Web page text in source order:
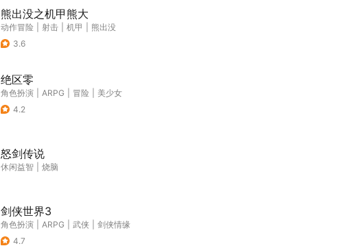
熊出没之机甲熊大
动作冒险 射击 机甲
熊出没
3.6
绝区零
角色扮演 ARPG 冒险
美少女
4.2
怒剑传说
休闲益智 烧脑
剑侠世界3
角色扮演 ARPG 武侠
剑侠情缘
4.7